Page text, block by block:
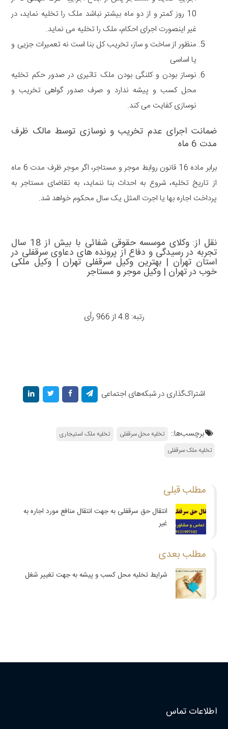
10 روز کمتر و از دو ماه بیشتر نباشد ملک را تخلیه نماید، در
غیر اینصورت اجرای احکام، ملک را تخلیه می نماید.
منظور از ساخت و ساز، تخریب کل بنا است نه تعمیرات جزیی و
یا اساسی
نوساز بودن و کلنگی بودن ملک تاثیری در صدور حکم تخلیه
محل کسب و پیشه ندارد و صرف صدور گواهی تخریب و
نوسازی کفایت می کند.
ضمانت اجرای عدم تخریب و نوسازی توسط مالک ظرف
مدت 6 ماه
برابر ماده 16 قانون روابط موجر و مستاجر، اگر موجر ظرف مدت 6 ماه
از تاریخ تخلیه، شروع به احداث بنا ننماید، به تقاضای مستاجر به
پرداخت اجاره بها یا اجرت المثل یک سال محکوم خواهد شد.
نقل از: وکلای موسسه حقوقی شفائی با بیش از 18 سال
تجربه در رسیدگی و دفاع از پرونده های دعاوی سرقفلی در
استان تهران | بهترین وکیل سرقفلی تهران | وکیل ملکی
خوب در تهران |وکیل موجر و مستاجر
رتبه: 4.8 از 966 رأی
اشتراک‌گذاری در شبکه‌های اجتماعی
برچسب‌ها:: تخلیه محل سرقفلی
تخلیه ملک استیجاری
تخلیه ملک سرقفلی
مطلب قبلی
انتقال حق سرقفلی به جهت انتقال منافع مورد اجاره به
غیر
مطلب بعدی
شرایط تخلیه محل کسب و پیشه به جهت تغییر شغل
اطلاعات تماس